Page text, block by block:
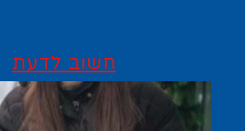
חשוב לדעת